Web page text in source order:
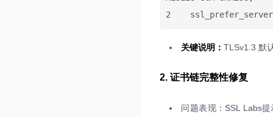
2
关键说明： TLSv1.3 默
2. 证书链完整性修复
问题表现：SSL Labs